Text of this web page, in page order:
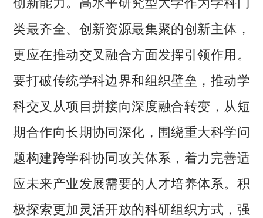
类最齐全、创新资源最集聚的创新主体，
更应在推动交叉融合方面发挥引领作用。
要打破传统学科边界和组织壁垒，推动学
科交叉从项目拼接向深度融合转变，从短
期合作向长期协同深化，围绕重大科学问
题构建跨学科协同攻关体系，着力完善适
应未来产业发展需要的人才培养体系。积
极探索更加灵活开放的科研组织方式，强